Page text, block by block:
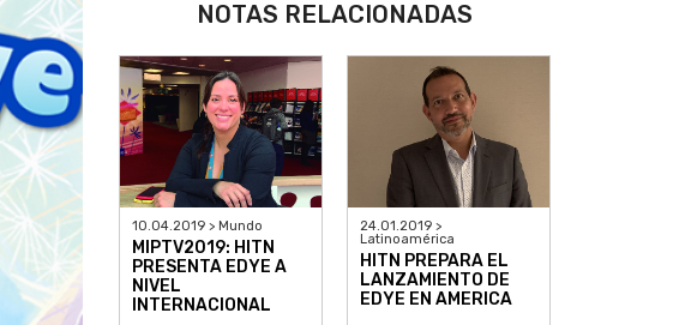
NOTAS RELACIONADAS
10.04.2019 > Mundo
MIPTV2019: HITN
PRESENTA EDYE A
NIVEL
INTERNACIONAL
24.01.2019 >
Latinoamérica
HITN PREPARA EL
LANZAMIENTO DE
EDYE EN AMERICA